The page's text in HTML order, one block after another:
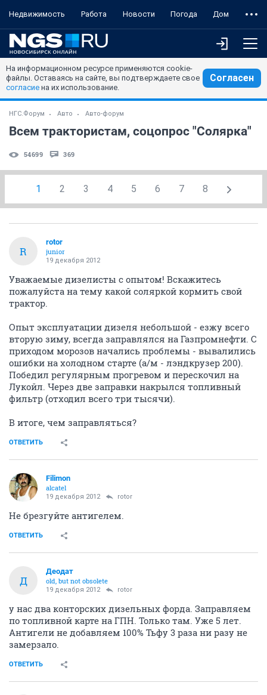
Недвижимость Работа Новости Погода Дом
На информационном ресурсе применяются cookie-
файлы. Оставаясь на сайте, вы подтверждаете свое
согласие на их использование.
Согласен
НГС.Форум Авто Авто-форум
Всем трактористам, соцопрос "Солярка"
54699 369
1 2 3 4 5 6 7 8
R
rotor
junior
19 декабря 2012
Уважаемые дизелисты с опытом! Вскажитесь
пожалуйста на тему какой соляркой кормить свой
трактор.
Опыт эксплуатации дизеля небольшой - езжу всего
вторую зиму, всегда заправлялся на Газпромнефти. С
приходом морозов начались проблемы - вывалились
ошибки на холодном старте (а/м - лэндкрузер 200).
Победил регулярным прогревом и перескочил на
Лукойл. Через две заправки накрылся топливный
фильтр (отходил всего три тысячи).
В итоге, чем заправляться?
ОТВЕТИТЬ
Filimon
alcatel
19 декабря 2012 rotor
Не брезгуйте антигелем.
ОТВЕТИТЬ
Д
Деодат
old, but not obsolete
19 декабря 2012 rotor
у нас два конторских дизельных форда. Заправляем
по топливной карте на ГПН. Только там. Уже 5 лет.
Антигели не добавляем 100% Тьфу 3 раза ни разу не
замерзало.
ОТВЕТИТЬ